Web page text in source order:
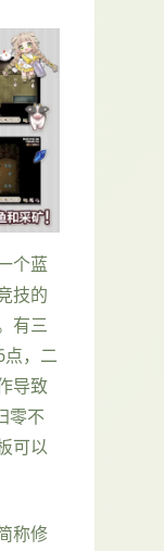
个蓝
技的
有三
，二
导致
零不
可以
称修